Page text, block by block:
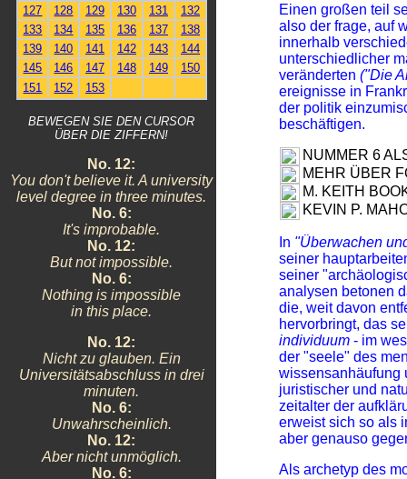
127
128 129 130 131
132
133
134 135 136 137
138
139
140 141 142 143
144
145
146 147 148 149
150
151
152 153
BEWEGEN SIE DEN CURSOR
ÜBER DIE ZIFFERN!
No. 12:
You don't believe it. A university
level degree in three minutes.
No. 6:
It's improbable.
No. 12:
But not impossible.
No. 6:
Nothing is impossible
in this place.
No. 12:
Nicht zu glauben. Ein
Universitätsabschluss in drei
minuten.
No. 6:
Unwahrscheinlich.
No. 12:
Aber nicht unmöglich.
No. 6:
Einen großen teil
also der frage, auf
innerhalb
unterschiedlicher
veränderten("Die
ereignisse in
der politik
beschäftigen.
NUMMER 6
MEHR ÜBER
M. KEITH
KEVIN P.
In "Überwachen
seiner
seiner
analysen betonen
die, weit davon
hervorbringt, das
individuum - im
der "seele" des
wissensanhäufung
juristischer und
zeitalter der
erweist sich so als
aber genauso
Als archetyp des